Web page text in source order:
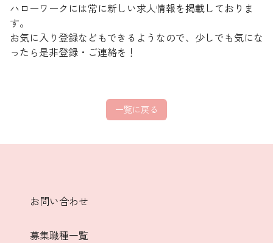
ハローワークには常に新しい求人情報を掲載しておりま
す。
お気に入り登録などもできるようなので、少しでも気にな
ったら是非登録・ご連絡を！
一覧に戻る
お問い合わせ
募集職種一覧